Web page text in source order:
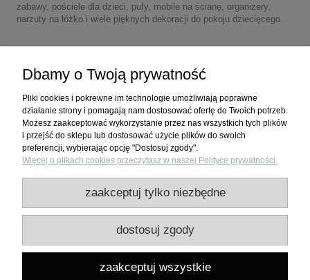
zabawy, pościele dla dzieci, pufy, mobile na ścianę, organizery,
narzuty na łóżko i wiele pięknych dekoracji do pokoju dziecięcego.
Zakupy
Pomoc
Moje konto
Informacje
Dbamy o Twoją prywatność
Pliki cookies i pokrewne im technologie umożliwiają poprawne
działanie strony i pomagają nam dostosować ofertę do Twoich potrzeb.
Możesz zaakceptować wykorzystanie przez nas wszystkich tych plików
i przejść do sklepu lub dostosować użycie plików do swoich
preferencji, wybierając opcję "Dostosuj zgody".
Więcej o plikach cookies przeczytasz w naszej Polityce prywatności.
zaakceptuj tylko niezbędne
dostosuj zgody
zaakceptuj wszystkie